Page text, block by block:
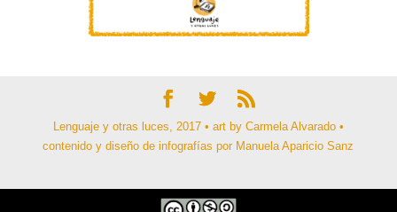
Lenguaje y otras luces, 2017 • art by Carmela Alvarado •
contenido y diseño de infografías por Manuela Aparicio Sanz